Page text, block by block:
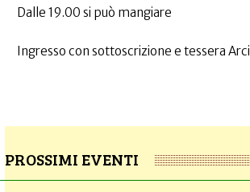
Dalle 19.00 si può mangiare
Ingresso con sottoscrizione e tessera Arci
PROSSIMI EVENTI